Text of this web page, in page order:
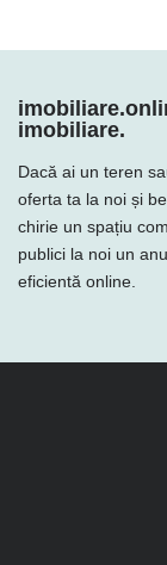
imobiliare.
Dacă ai un teren
oferta ta la noi și
chirie un spațiu
publici la noi un
eficientă online.